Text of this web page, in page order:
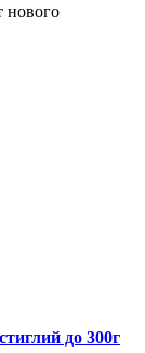
нового
до 300г